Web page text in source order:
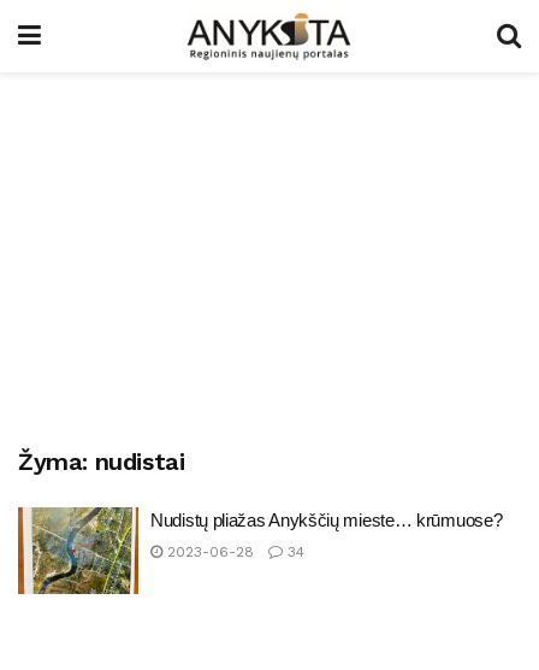
Žyma: nudistai
Nudistų pliažas Anykščių mieste… krūmuose?
2023-06-28 34